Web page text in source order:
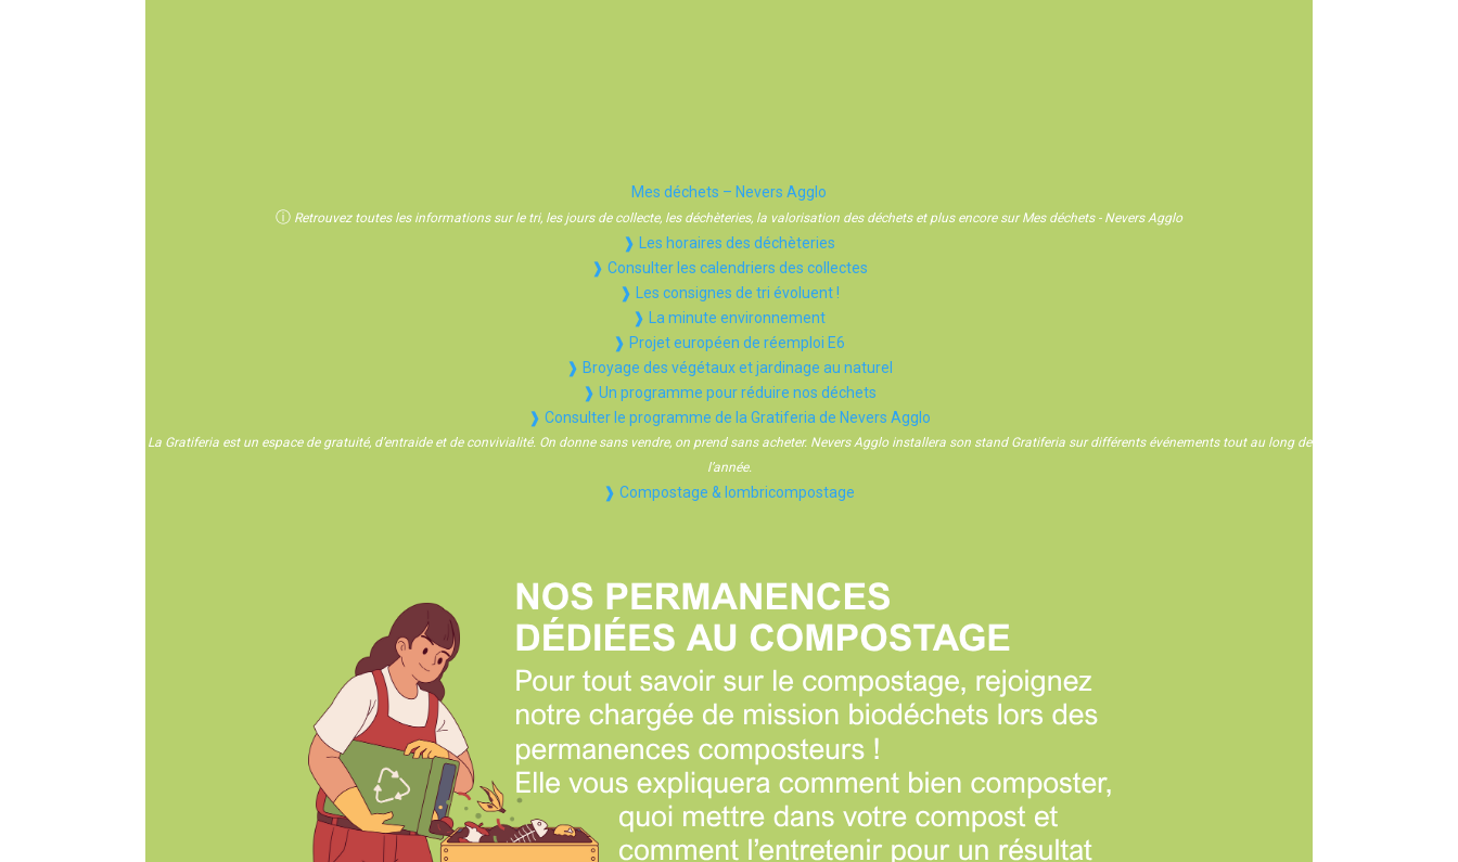
Mes déchets – Nevers Agglo
ⓘ Retrouvez toutes les informations sur le tri, les jours de collecte, les déchèteries, la valorisation des déchets et plus encore sur Mes déchets - Nevers Agglo
❱ Les horaires des déchèteries
❱ Consulter les calendriers des collectes
❱ Les consignes de tri évoluent !
❱ La minute environnement
❱ Projet européen de réemploi E6
❱ Broyage des végétaux et jardinage au naturel
❱ Un programme pour réduire nos déchets
❱ Consulter le programme de la Gratiferia de Nevers Agglo
La Gratiferia est un espace de gratuité, d’entraide et de convivialité. On donne sans vendre, on prend sans acheter. Nevers Agglo installera son stand Gratiferia sur différents événements tout au long de
l’année.
❱ Compostage & lombricompostage